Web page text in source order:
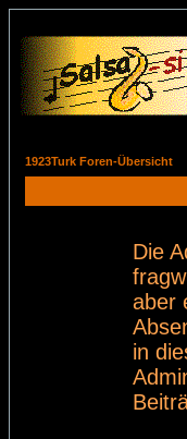
1923Turk Foren-Übersicht
Die
aber
in